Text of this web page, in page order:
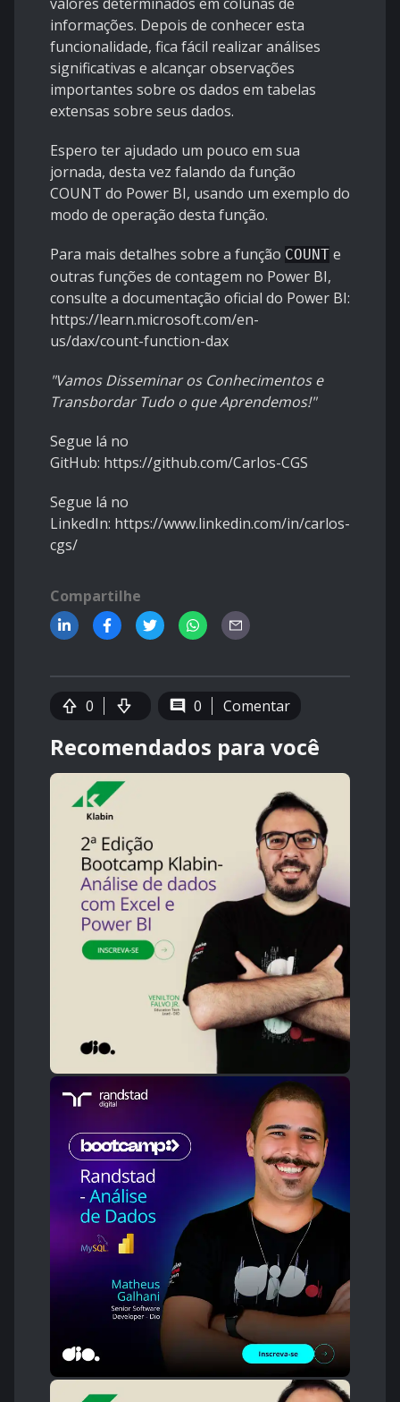
informações. Depois de conhecer esta
funcionalidade, fica fácil realizar análises
significativas e alcançar observações
importantes sobre os dados em tabelas
extensas sobre seus dados.
Espero ter ajudado um pouco em sua
jornada, desta vez falando da função
COUNT do Power BI, usando um exemplo do
modo de operação desta função.
Para mais detalhes sobre a função COUNT e
outras funções de contagem no Power BI,
consulte a documentação oficial do Power BI:
https://learn.microsoft.com/en-
us/dax/count-function-dax
"Vamos Disseminar os Conhecimentos e
Transbordar Tudo o que Aprendemos!"
Segue lá no
GitHub: https://github.com/Carlos-CGS
Segue lá no
LinkedIn: https://www.linkedin.com/in/carlos-
cgs/
Compartilhe
0 0 Comentar
Recomendados para você